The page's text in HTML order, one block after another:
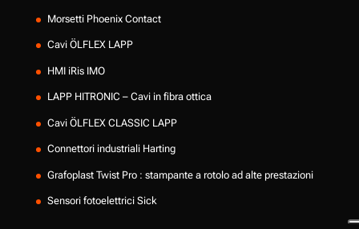
Morsetti Phoenix Contact
Cavi ÖLFLEX LAPP
HMI iRis IMO
LAPP HITRONIC – Cavi in fibra ottica
Cavi ÖLFLEX CLASSIC LAPP
Connettori industriali Harting
Grafoplast Twist Pro : stampante a rotolo ad alte prestazioni
Sensori fotoelettrici Sick